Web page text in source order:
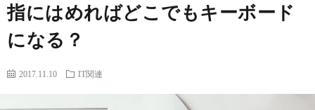
指にはめればどこでもキーボード
になる？
2017.11.10 IT関連